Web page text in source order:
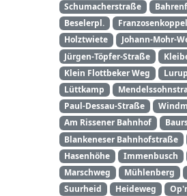
Schumacherstraße
Beselerpl.
Franzosenkoppel
Holztwiete
Johann-Mohr-
Jürgen-Töpfer-Straße
Klein Flottbeker Weg
Lüttkamp
Paul-Dessau-Straße
Am Rissener Bahnhof
Blankeneser Bahnhofstraße
Hasenhöhe
Immenbusch
Marschweg
Mühlenberg
Suurheid
Heideweg